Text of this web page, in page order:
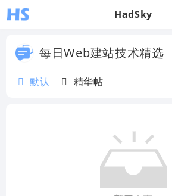
HadSky
每日Web建站技术精选
默认 精华帖